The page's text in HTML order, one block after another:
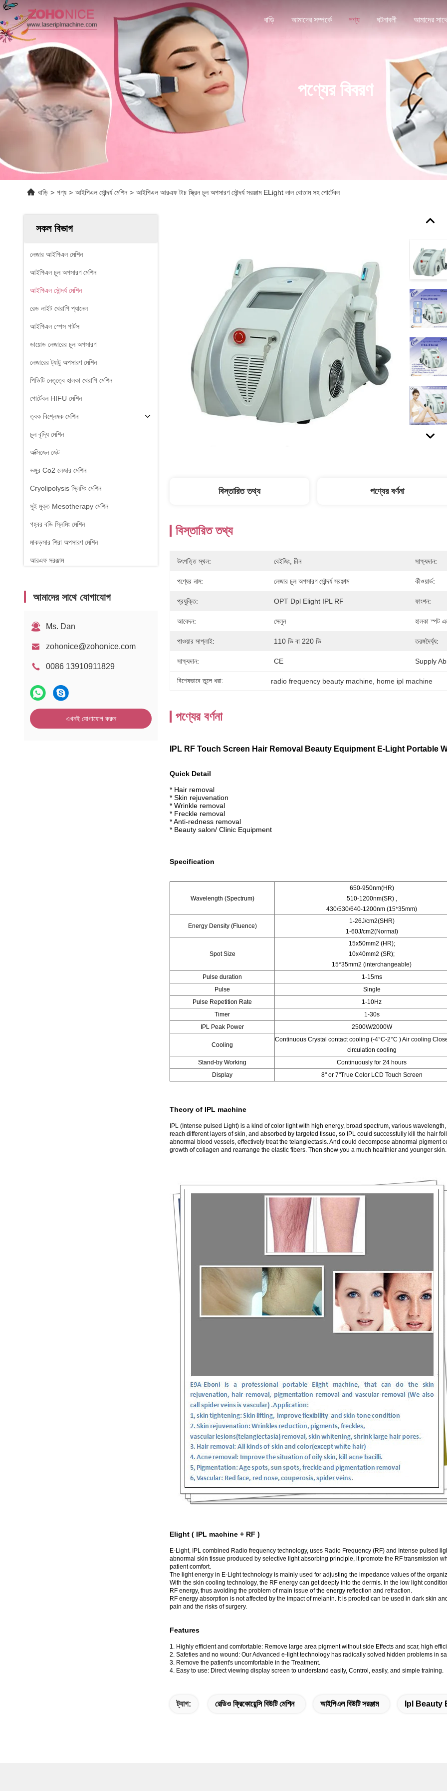
বাড়ি আমাদের সম্পর্কে পণ্য ঘটনাবলী
পণ্যের বিবরণ
বাড়ি > পণ্য > আইপিএল সৌন্দর্য মেশিন > আইপিএল আরএফ টাচ স্ক্রিন চুল অপসারণ সৌন্দর্য সরঞ্জাম ELight লাল বোতাম সহ পোর্টেবল
সকল বিভাগ
লেজার আইপিএল মেশিন
আইপিএল চুল অপসারণ মেশিন
আইপিএল সৌন্দর্য মেশিন
রেড লাইট থেরাপি প্যানেল
আইপিএল স্পেস পার্টস
ডায়োড লেজারের চুল অপসারণ
লেজারের ট্যাটু অপসারণ মেশিন
পিডিটি নেতৃত্বে হালকা থেরাপি মেশিন
পোর্টেবল HIFU মেশিন
ত্বক বিশ্লেষক মেশিন
চুল বৃদ্ধি মেশিন
অক্সিজেন জেট
ভঙ্গুর Co2 লেজার মেশিন
Cryolipolysis স্লিমিং মেশিন
সুই মুক্ত Mesotherapy মেশিন
গহ্বর বডি স্লিমিং মেশিন
মাকড়সার শিরা অপসারণ মেশিন
আরএফ সরঞ্জাম
১৪৭০ এনএম ডায়োড লেজার
আমাদের সাথে যোগাযোগ
Ms. Dan
zohonice@zohonice.com
0086 13910911829
এখনই যোগাযোগ করুন
বিস্তারিত তথ্য পণ্যের বর্ণনা
বিস্তারিত তথ্য
উৎপত্তি স্থল: বেইজিং, চীন সাক্ষ্যদান:
পণ্যের নাম: লেজার চুল অপসারণ সৌন্দর্য সরঞ্জাম কীওয়ার্ড:
প্রযুক্তি: OPT Dpl Elight IPL RF ফাংশন:
আবেদন: সেলুন হালকা স্পট
পাওয়ার সাপ্লাই: 110 ভি বা 220 ভি তরঙ্গদৈর্ঘ্য:
সাক্ষ্যদান: CE Supply
বিশেষভাবে তুলে ধরা: radio frequency beauty machine home ipl machine
পণ্যের বর্ণনা
IPL RF Touch Screen Hair Removal Beauty Equipment E-Light Portable
Quick Detail
* Hair removal
* Skin rejuvenation
* Wrinkle removal
* Freckle removal
* Anti-redness removal
* Beauty salon/ Clinic Equipment
Specification
Wavelength (Spectrum)
650-950nm(HR)
510-1200nm(SR) ,
430/530/640-1200nm (15*35mm)
Energy Density (Fluence)
1-26J/cm2(SHR)
1-60J/cm2(Normal)
Spot Size
15x50mm2 (HR);
10x40mm2 (SR);
15*35mm2 (interchangeable)
Pulse duration
1-15ms
Pulse
Single
Pulse Repetition Rate
1-10Hz
Timer
1-30s
IPL Peak Power
2500W/2000W
Cooling
Continuous Crystal contact cooling (-4°C-2°C ) Air cooling
circulation cooling
Stand-by Working
Continuously for 24 hours
Display
8" or 7"True Color LCD Touch Screen
Theory of IPL machine
IPL (Intense pulsed Light) is a kind of color light with high energy, broad spectrum, various
reach different layers of skin, and absorbed by targeted tissue, so IPL could successfully kill the hair
abnormal blood vessels, effectively treat the telangiectasis. And could decompose abnormal pigment
growth of collagen and rearrange the elastic fibers. Then show you a much healthier and younger skin.
Elight ( IPL machine + RF )
E-Light, IPL combined Radio frequency technology, uses Radio Frequency (RF) and Intense pulsed
abnormal skin tissue produced by selective light absorbing principle, it promote the RF transmission
patient comfort.
The light energy in E-Light technology is mainly used for adjusting the impedance values of the
With the skin cooling technology, the RF energy can get deeply into the dermis. In the low light
RF energy, thus avoiding the problem of main issue of the energy reflection and refraction.
RF energy absorption is not affected by the impact of melanin. It is proofed can be used in dark skin
pain and the risks of surgery.
Features
1. Highly efficient and comfortable: Remove large area pigment without side Effects and scar, high
2. Safeties and no wound: Our Advanced e-light technology has radically solved hidden problems in
3. Remove the patient's uncomfortable in the Treatment.
4. Easy to use: Direct viewing display screen to understand easily, Control, easily, and simple training.
ট্যাগ: রেডিও ফ্রিকোয়েন্সি বিউটি মেশিন আইপিএল বিউটি সরঞ্জাম Ipl Beauty